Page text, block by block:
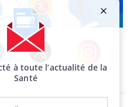
Twitter Instagram
à toute l’actualité de la
Santé